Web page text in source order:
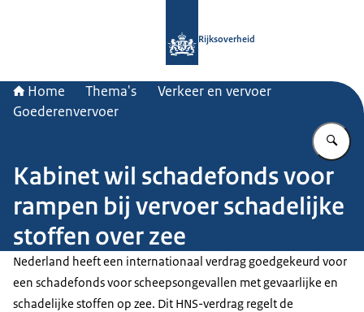
Rijksoverheid
Home Thema's
Verkeer en vervoer
Goederenvervoer
Kabinet wil schadefonds voor
rampen bij vervoer schadelijke
stoffen over zee
Nederland heeft een internationaal verdrag goedgekeurd voor
een schadefonds voor scheepsongevallen met gevaarlijke en
schadelijke stoffen op zee. Dit HNS-verdrag regelt de